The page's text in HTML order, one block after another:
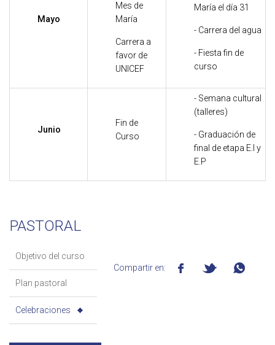
Mayo
Mes de
María
Carrera a
favor de
UNICEF
María el día 31
- Carrera del agua
- Fiesta fin de
curso
Junio
Fin de
Curso
- Semana cultural
(talleres)
- Graduación de
final de etapa E.I y
E.P
PASTORAL
Objetivo del curso
Plan pastoral
Celebraciones
Compartir en: